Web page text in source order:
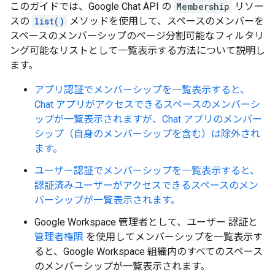
このガイドでは、Google Chat API の Membership
リソー
スの list()
メソッドを使用して、スペースのメンバーを
スペースのメンバーシップのページ分割可能なフィルタリ
ング可能なリストとして一覧表示する方法について説明し
ます。
アプリ認証でメンバーシップを一覧表示すると、
Chat アプリがアクセスできるスペースのメンバーシ
ップが一覧表示されますが、Chat アプリのメンバー
シップ（自身のメンバーシップを含む）は除外され
ます。
ユーザー認証でメンバーシップを一覧表示すると、
認証済みユーザーがアクセスできるスペースのメン
バーシップが一覧表示されます。
Google Workspace 管理者として、ユーザー 認証と
管理者権限 を使用してメンバーシップを一覧表示す
ると、Google Workspace 組織内のすべてのスペース
のメンバーシップが一覧表示されます。